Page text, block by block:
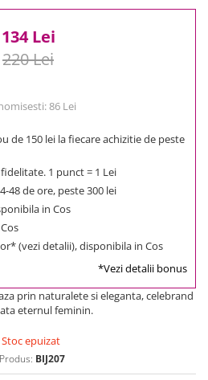
134 Lei
220 Lei
86 Lei
de 150 lei la fiecare achizitie de peste
1 punct = 1 Lei
48 de ore, peste 300 lei
in Cos
(vezi detalii), disponibila in Cos
*Vezi detalii bonus
prin naturalete si eleganta, celebrand
eternul feminin.
Stoc epuizat
BIJ207